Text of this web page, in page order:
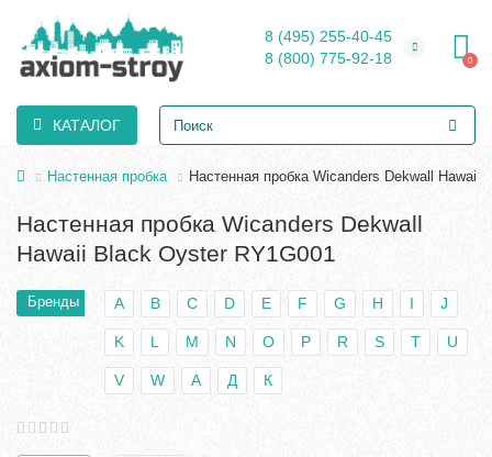
8 (495) 255-40-45
8 (800) 775-92-18
0
КАТАЛОГ
Настенная пробка Настенная пробка Wicanders Dekwall Hawaii
Настенная пробка Wicanders Dekwall
Hawaii Black Oyster RY1G001
Бренды A B C D E F G H I J
K L M N O P R S T U
V W А Д К